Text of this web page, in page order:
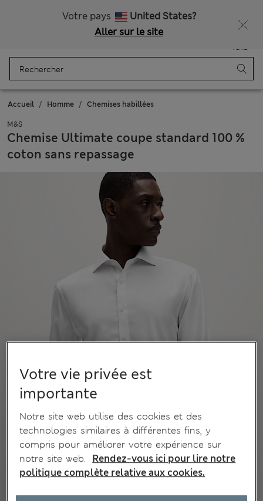
Votre pays
United States?
Aller sur le site
Panier
Accueil Homme Chemises habillées
M&S
Chemise Ultimate coupe standard 100 %
coton sans repassage
Votre vie privée est
importante
Notre site web utilise des cookies et des
technologies similaires à différentes fins, y
compris pour améliorer votre expérience sur
notre site web.
Rendez-vous ici pour lire notre
politique complète relative aux cookies.